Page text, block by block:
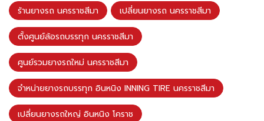
ร้านยางรถ นครราชสีมา เปลี่ยนยางรถ นครราชสีมา
ตั้งศูนย์ล้อรถบรรทุก นครราชสีมา
ศูนย์รวมยางรถใหม่ นครราชสีมา
จำหน่ายยางรถบรรทุก อินหนิง INNING TIRE นครราชสีมา
เปลี่ยนยางรถใหญ่ อินหนิง โคราช